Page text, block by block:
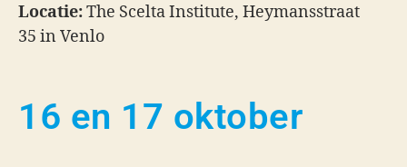
Locatie:The Scelta Institute, Heymansstraat
35 in Venlo
16 en 17 oktober